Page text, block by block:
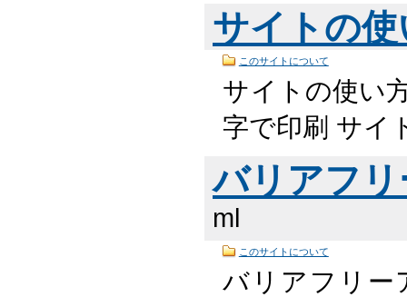
サイトの
このサイトについて
サイトの使い
字で印刷 サイ
バリアフ
ml
このサイトについて
バリアフリ